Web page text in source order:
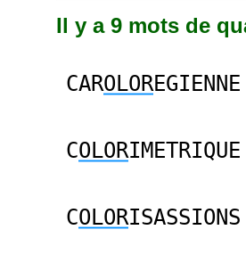
Il y a 9 mots de
CAROLOREGIENNE
COLORIMETRIQUE
COLORISASSIONS